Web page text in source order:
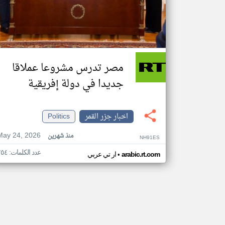
مصر تدرس مشروعا عملاقا
جديدا في دولة إفريقية
اخبار جزر القمر
Politics
24, 2026
منذ شهرين NH91ES
ار تي عربي• arabic.rt.com عدد الكلمات: ٢٥٤